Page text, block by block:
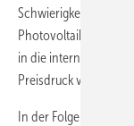
Schwierigkeiten zu
Photovoltaikmarkts in
in die internationalen
Preisdruck
In der Folge habe